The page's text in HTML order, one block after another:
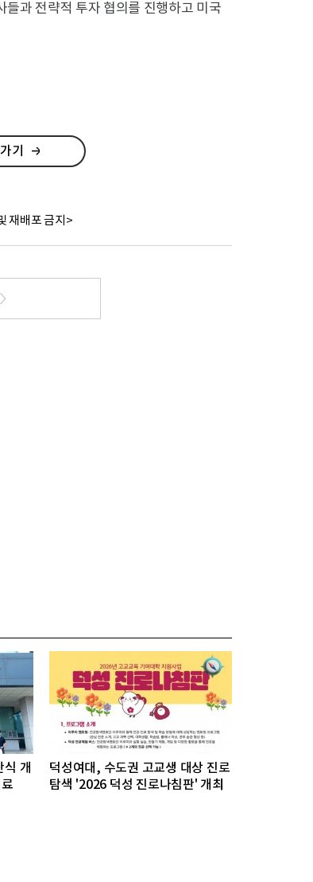
들과 전략적 투자 협의를 진행하고 미국
기
재배포 금지>
식 개
덕성여대, 수도권 고교생 대상 진로
탐색 '2026 덕성 진로나침판' 개최